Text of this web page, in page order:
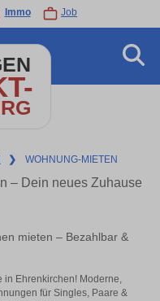
Immo Job
❯ WOHNUNG-MIETEN
– Dein neues Zuhause
mieten – Bezahlbar &
in Ehrenkirchen! Moderne,
für Singles, Paare &